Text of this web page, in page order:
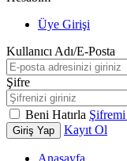
Üye Girişi
Kullanıcı Adı/E-Posta
Şifre
Beni Hatırla
Giriş Yap Kayıt Ol
Anasayfa